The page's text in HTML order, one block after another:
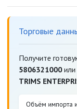
Торговые
Получите
5806321000
TRIMS
Объём импорта и